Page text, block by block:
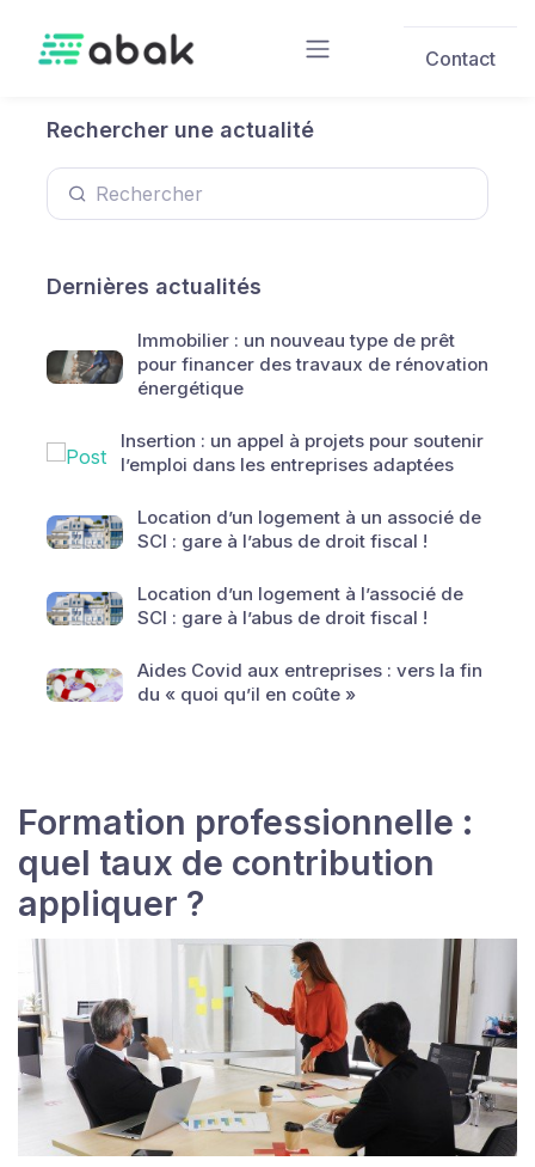
Contact
Rechercher une actualité
Dernières actualités
Immobilier : un nouveau type de prêt
pour financer des travaux de rénovation
énergétique
Insertion : un appel à projets pour soutenir
l’emploi dans les entreprises adaptées
Location d’un logement à un associé de
SCI : gare à l’abus de droit fiscal !
Location d’un logement à l’associé de
SCI : gare à l’abus de droit fiscal !
Aides Covid aux entreprises : vers la fin
du « quoi qu’il en coûte »
Formation professionnelle :
quel taux de contribution
appliquer ?